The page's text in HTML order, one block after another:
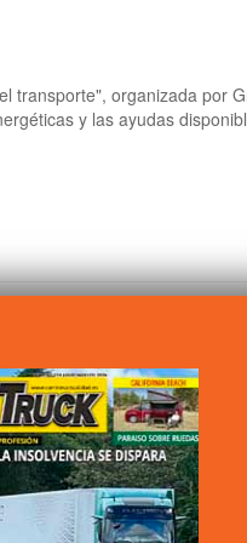
transporte", organizada por
y las ayudas